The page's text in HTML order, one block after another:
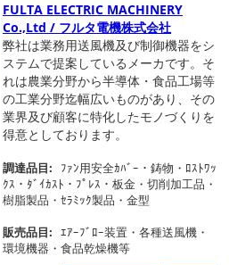
FULTA ELECTRIC MACHINERY
Co.,Ltd / フルタ電機株式会社
弊社は業務用送風機及び制御機器をシ
ステムで提案しているメーカです。そ
れは農業分野から半導体・食品工場等
の工業分野迄幅広いものがあり、その
業界及び顧客に特化したモノづくりを
得意としております。
調達品目:
ﾌｧﾝ用安全ｶﾊﾞｰ・鋳物・ﾛｽﾄﾜｯ
ｸｽ・ﾀﾞｲｶｽﾄ・ﾌﾟﾚｽ・板金・切削加工品・
樹脂製品・ｾﾗﾐｯｸ製品・金型
販売品目: ｴｱｰﾌﾞﾛｰ装置・各種送風機・
環境機器・食品乾燥機等